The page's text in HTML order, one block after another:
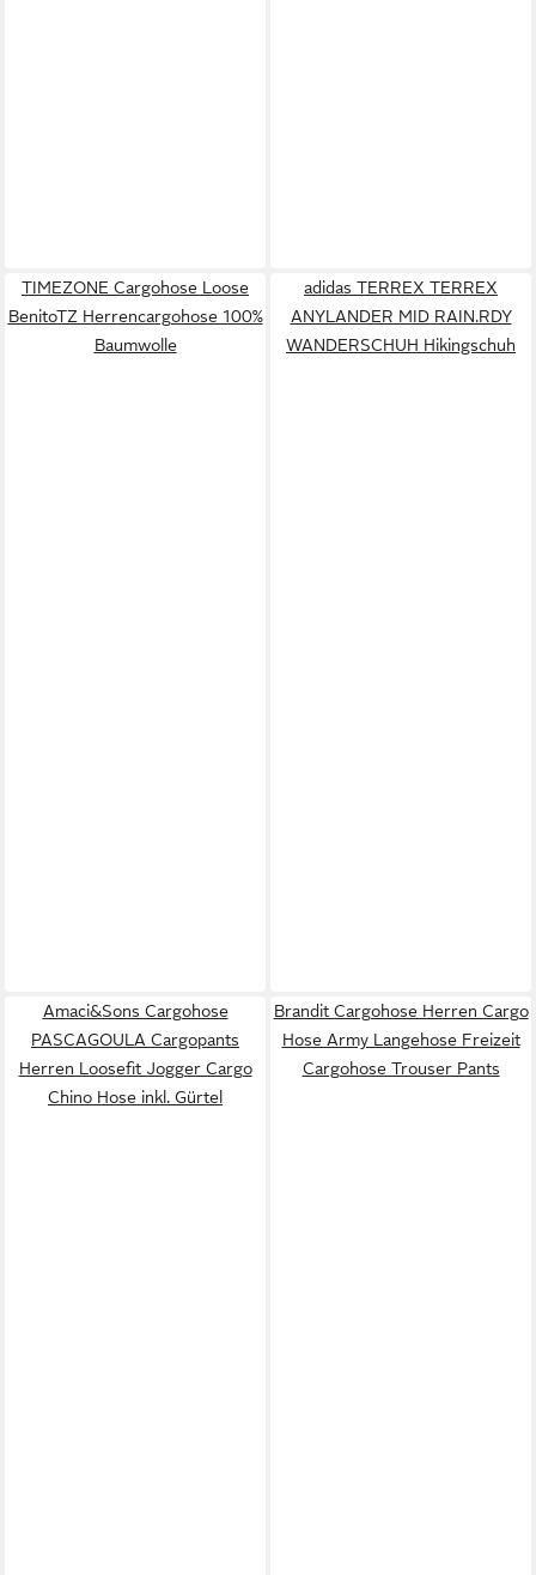
TIMEZONE Cargohose Loose
BenitoTZ Herrencargohose 100%
Baumwolle
adidas TERREX TERREX
ANYLANDER MID RAIN.RDY
WANDERSCHUH Hikingschuh
Amaci&Sons Cargohose
PASCAGOULA Cargopants
Herren Loosefit Jogger Cargo
Chino Hose inkl. Gürtel
Brandit Cargohose Herren Cargo
Hose Army Langehose Freizeit
Cargohose Trouser Pants